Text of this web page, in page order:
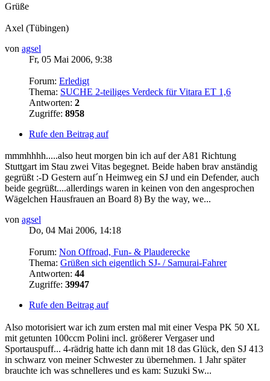
Grüße
Axel (Tübingen)
von agsel
Fr, 05 Mai 2006, 9:38
Forum: Erledigt
Thema: SUCHE 2-teiliges Verdeck für Vitara ET 1,6
Antworten: 2
Zugriffe: 8958
Rufe den Beitrag auf
mmmhhhh.....also heut morgen bin ich auf der A81 Richtung
Stuttgart im Stau zwei Vitas begegnet. Beide haben brav anständig
gegrüßt :-D Gestern auf´n Heimweg ein SJ und ein Defender, auch
beide gegrüßt....allerdings waren in keinen von den angesprochen
Wägelchen Hausfrauen an Board 8) By the way, we...
von agsel
Do, 04 Mai 2006, 14:18
Forum: Non Offroad, Fun- & Plauderecke
Thema: Grüßen sich eigentlich SJ- / Samurai-Fahrer
Antworten: 44
Zugriffe: 39947
Rufe den Beitrag auf
Also motorisiert war ich zum ersten mal mit einer Vespa PK 50 XL
mit getunten 100ccm Polini incl. größerer Vergaser und
Sportauspuff... 4-rädrig hatte ich dann mit 18 das Glück, den SJ 413
in schwarz von meiner Schwester zu übernehmen. 1 Jahr später
brauchte ich was schnelleres und es kam: Suzuki Sw...